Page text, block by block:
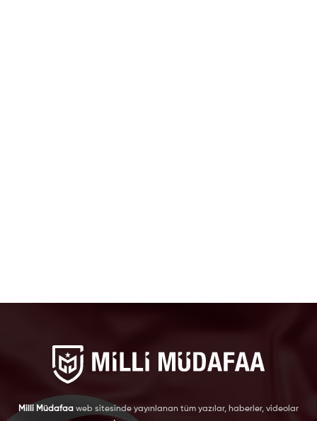
Milli Müdafaa web sitesinde yayınlanan tüm yazılar, haberler, videolar